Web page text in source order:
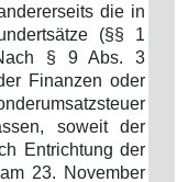
die in
(§§ 1
§ 9 Abs. 3
Finanzen oder
soweit der
Entrichtung der
23. November